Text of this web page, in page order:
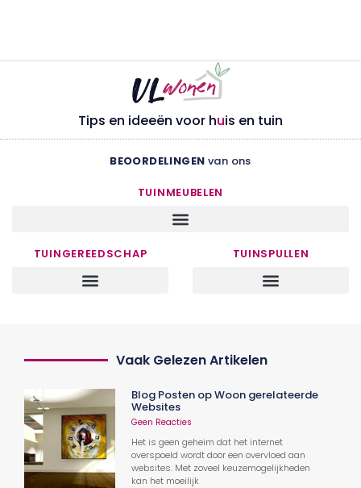
Tips en ideeën voor huis en tuin
BEOORDELINGEN van ons
TUINMEUBELEN
TUINGEREEDSCHAP TUINSPULLEN
Vaak Gelezen Artikelen
Blog Posten op Woon gerelateerde
Websites
Geen Reacties
Het is geen geheim dat het internet
overspoeld wordt door een overvloed aan
websites. Met zoveel keuzemogelijkheden
kan het moeilijk